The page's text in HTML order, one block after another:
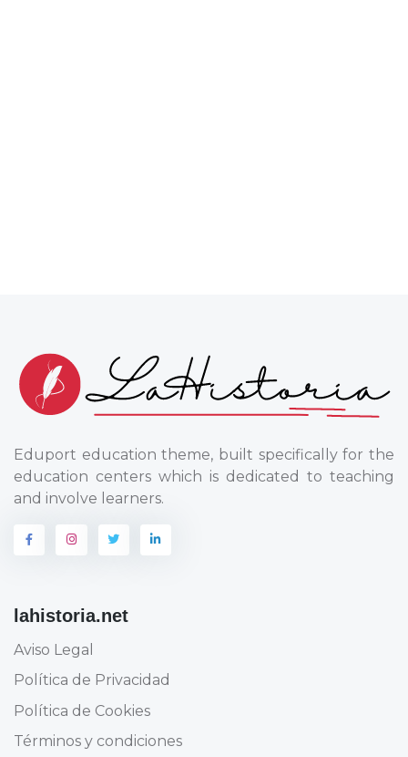
Eduport education theme, built specifically for the
education centers which is dedicated to teaching
and involve learners.
lahistoria.net
Aviso Legal
Política de Privacidad
Política de Cookies
Términos y condiciones